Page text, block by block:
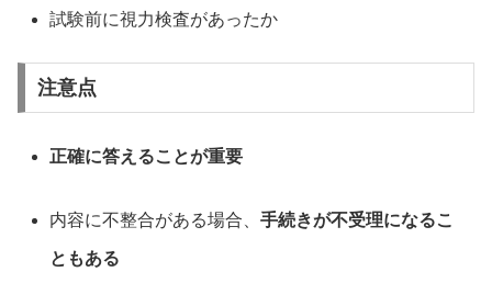
試験前に視力検査があったか
注意点
正確に答えることが重要
内容に不整合がある場合、手続きが不受理になるこ
ともある